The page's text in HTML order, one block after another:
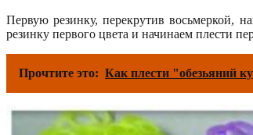
Первую резинку, перекрутив восьмеркой,
резинку первого цвета и начинаем плести
Прочтите это: Как плести "обезьяний